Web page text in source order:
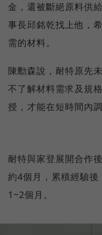
金，還被斷絕原料供
事長邱銘乾找上他，
需的材料。
陳勳森說，耐特原先
不了解材料需求及規
授，才能在短時間內
耐特與家登展開合作
約4個月，累積經驗
1~2個月。